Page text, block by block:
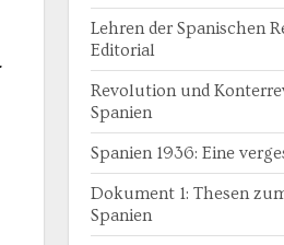
Lehren der Spanischen
Editorial
Revolution und
Spanien
Spanien 1936: Eine
Dokument 1: Thesen
Spanien